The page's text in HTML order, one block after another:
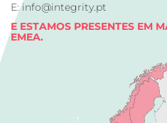
E: info@integrity.pt
E ESTAMOS PRESENTES EM
EMEA.